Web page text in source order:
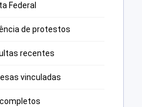
Federal
de protestos
recentes
vinculadas